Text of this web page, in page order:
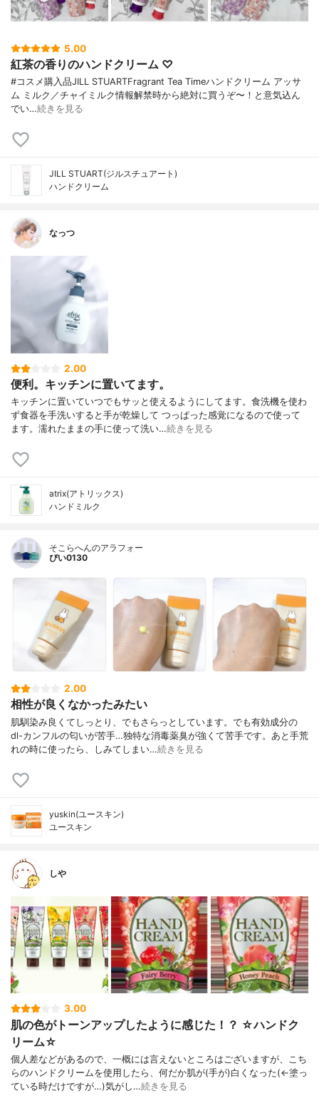
5.00
紅茶の香りのハンドクリーム ♡
#コスメ購入品JILL STUARTFragrant Tea Timeハンドクリーム アッサ
ム ミルク／チャイミルク情報解禁時から絶対に買うぞ〜！と意気込ん
でい…続きを見る
JILL STUART(ジルスチュアート)
ハンドクリーム
なっつ
2.00
便利。キッチンに置いてます。
キッチンに置いていつでもサッと使えるようにしてます。食洗機を使わ
ず食器を手洗いすると手が乾燥して つっぱった感覚になるので使って
ます。濡れたままの手に使って洗い…続きを見る
atrix(アトリックス)
ハンドミルク
そこらへんのアラフォー
ぴい0130
2.00
相性が良くなかったみたい
肌馴染み良くてしっとり、でもさらっとしています。でも有効成分の
dl-カンフルの匂いが苦手…独特な消毒薬臭が強くて苦手です。あと手荒
れの時に使ったら、しみてしまい…続きを見る
yuskin(ユースキン)
ユースキン
しや
3.00
肌の色がトーンアップしたように感じた！？ ☆ハンドク
リーム☆
個人差などがあるので、一概には言えないところはございますが、こち
らのハンドクリームを使用したら、何だか肌が(手が)白くなった(←塗っ
ている時だけですが…)気がし…続きを見る